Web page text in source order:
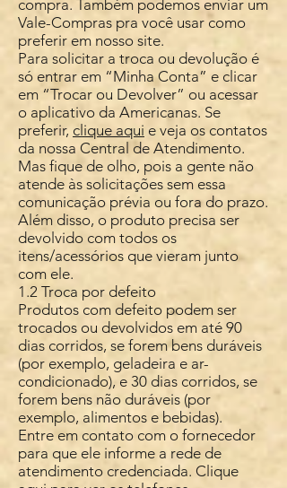
compra. Também podemos enviar um
Vale-Compras pra você usar como
preferir em nosso site.
Para solicitar a troca ou devolução é
só entrar em “Minha Conta” e clicar
em “Trocar ou Devolver” ou acessar
o aplicativo da Americanas. Se
preferir, clique aqui e veja os contatos
da nossa Central de Atendimento.
Mas fique de olho, pois a gente não
atende às solicitações sem essa
comunicação prévia ou fora do prazo.
Além disso, o produto precisa ser
devolvido com todos os
itens/acessórios que vieram junto
com ele.
1.2 Troca por defeito
Produtos com defeito podem ser
trocados ou devolvidos em até 90
dias corridos, se forem bens duráveis
(por exemplo, geladeira e ar-
condicionado), e 30 dias corridos, se
forem bens não duráveis (por
exemplo, alimentos e bebidas).
Entre em contato com o fornecedor
para que ele informe a rede de
atendimento credenciada. Clique